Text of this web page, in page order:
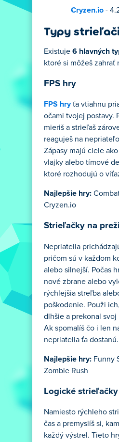
Cryzen.io -
Typy
Existuje 6 hlavných
ktoré si môžeš zahrať
FPS hry
FPS hryťa vtiahnu
očami tvojej postavy.
mieriš a strieľaš
reaguješ na
Zápasy majú ciele
vlajky alebo tímové
ktoré rozhodujú o
Najlepšie hry:
Cryzen.io
Strieľačky na
Nepriatelia
pričom sú v každom
alebo silnejší. Počas
nové zbrane alebo
rýchlejšia streľba
poškodenie. Použi
dlhšie a prekonal svoj
Ak spomalíš čo i len
nepriatelia ťa dostanú.
Najlepšie hry: Funny
Zombie Rush
Logické strieľačky
Namiesto rýchleho
čas a premyslíš si,
každý výstrel. Tieto